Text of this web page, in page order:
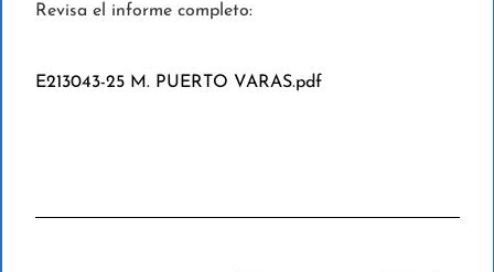
Revisa el informe completo:
E213043-25 M. PUERTO VARAS.pdf